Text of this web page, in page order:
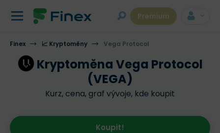
Premium
Finex 📈 Kryptoměny Vega Protocol
Kryptoměna Vega Protocol
(VEGA)
Kurz, cena, graf vývoje, kde koupit
Koupit!